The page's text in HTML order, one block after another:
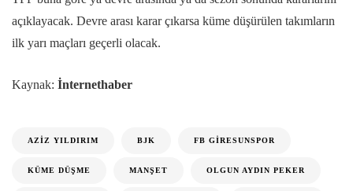
açıklayacak. Devre arası karar çıkarsa küme düşürülen takımların
ilk yarı maçları geçerli olacak.
Kaynak: İnternethaber
AZIZ YILDIRIM BJK FB GIRESUNSPOR
KÜME DÜŞME MANŞET OLGUN AYDIN PEKER